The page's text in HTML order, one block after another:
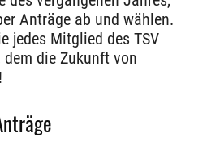
Anträge ab und wählen.
jedes Mitglied des TSV
die Zukunft von